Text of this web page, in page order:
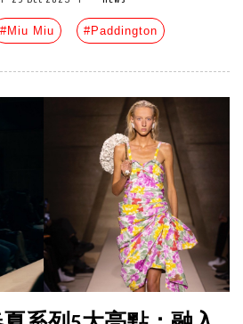
#Miu Miu #Paddington